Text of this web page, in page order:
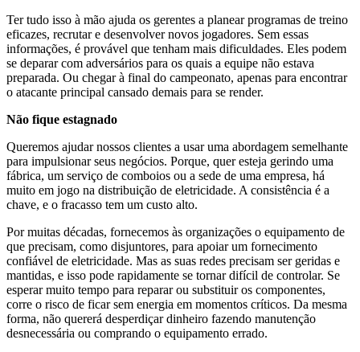
Ter tudo isso à mão ajuda os gerentes a planear programas de treino
eficazes, recrutar e desenvolver novos jogadores. Sem essas
informações, é provável que tenham mais dificuldades. Eles podem
se deparar com adversários para os quais a equipe não estava
preparada. Ou chegar à final do campeonato, apenas para encontrar
o atacante principal cansado demais para se render.
Não fique estagnado
Queremos ajudar nossos clientes a usar uma abordagem semelhante
para impulsionar seus negócios. Porque, quer esteja gerindo uma
fábrica, um serviço de comboios ou a sede de uma empresa, há
muito em jogo na distribuição de eletricidade. A consistência é a
chave, e o fracasso tem um custo alto.
Por muitas décadas, fornecemos às organizações o equipamento de
que precisam, como disjuntores, para apoiar um fornecimento
confiável de eletricidade. Mas as suas redes precisam ser geridas e
mantidas, e isso pode rapidamente se tornar difícil de controlar. Se
esperar muito tempo para reparar ou substituir os componentes,
corre o risco de ficar sem energia em momentos críticos. Da mesma
forma, não quererá desperdiçar dinheiro fazendo manutenção
desnecessária ou comprando o equipamento errado.